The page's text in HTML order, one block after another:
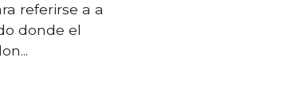
referirse a a
donde el